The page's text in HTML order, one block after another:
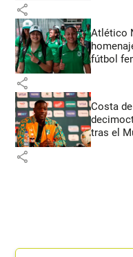
share
Atlético
fútbol
share
Costa
tras el
share